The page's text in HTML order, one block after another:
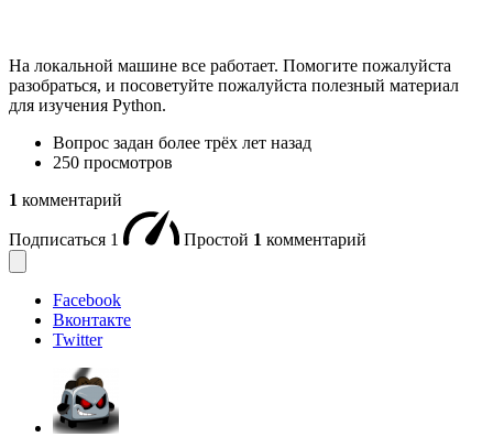
На локальной машине все работает. Помогите пожалуйста
разобраться, и посоветуйте пожалуйста полезный материал
для изучения Python.
Вопрос задан более трёх лет назад
250 просмотров
1 комментарий
Подписаться 1 Простой 1 комментарий
Facebook
Вконтакте
Twitter